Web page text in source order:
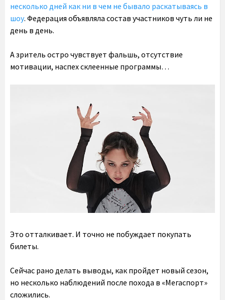
несколько дней как ни в чем не бывало раскатываясь в
шоу. Федерация объявляла состав участников чуть ли не
день в день.
А зритель остро чувствует фальшь, отсутствие
мотивации, наспех склеенные программы…
Это отталкивает. И точно не побуждает покупать
билеты.
Сейчас рано делать выводы, как пройдет новый сезон,
но несколько наблюдений после похода в «Мегаспорт»
сложились.